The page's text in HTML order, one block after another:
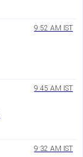
9:52 AM IST
9:45 AM IST
9:32 AM IST